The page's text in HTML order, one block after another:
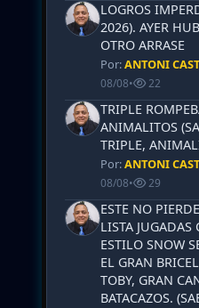
LOGROS
2026). AYER
OTRO ARRASE
Por:ANTONI
08/08• 22
TRIPLE
ANIMALITOS
TRIPLE,
Por:ANTONI
08/08• 29
ESTE NO
LISTA JUGADAS
ESTILO SNOW
EL GRAN
TOBY, GRAN
BATACAZOS.